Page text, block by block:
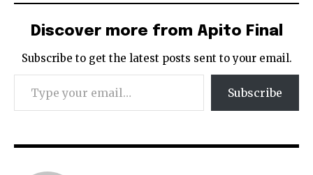
Discover more from Apito Final
Subscribe to get the latest posts sent to your email.
Type your email…
Subscribe